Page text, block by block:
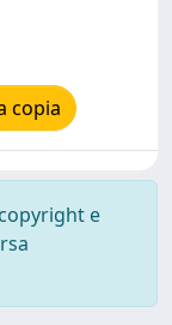
copia
e